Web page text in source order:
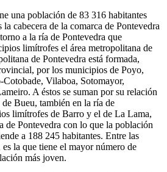
una población de 83 316 habitantes
cabecera de la comarca de Pontevedra
a la ría de Pontevedra que
limítrofes el área metropolitana de
de Pontevedra está formada,
por los municipios de Poyo,
Vilaboa, Sotomayor,
A éstos se suman por su relación
Bueu,​ también en la ría de
limítrofes de Barro y el de La Lama,
de Pontevedra con lo que la población
a 188 245 habitantes.​​ Entre las
es la que tiene el mayor número de
más joven.​​​​​​